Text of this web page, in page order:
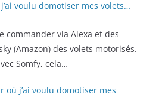
voulu domotiser mes volets…
commander via Alexa et des
(Amazon) des volets motorisés.
Somfy, cela…
où j’ai voulu domotiser mes